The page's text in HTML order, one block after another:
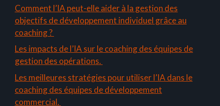
Comment l’IA peut-elle aider à la gestion des
objectifs de développement individuel grâce au
coaching ?
Les impacts de l’IA sur le coaching des équipes de
gestion des opérations.
Les meilleures stratégies pour utiliser l’IA dans le
coaching des équipes de développement
commercial.